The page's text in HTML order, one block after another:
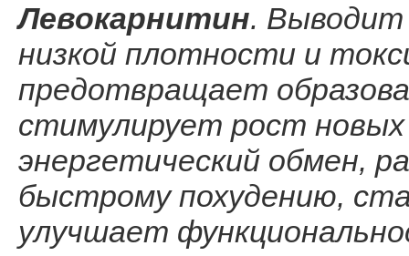
Левокарнитин. Выводит
низкой плотности и
предотвращает
стимулирует рост
энергетический обмен,
быстрому похудению,
улучшает